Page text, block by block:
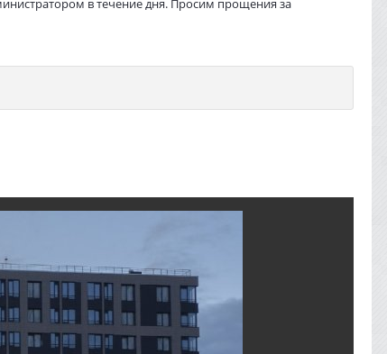
в течение дня. Просим прощения за